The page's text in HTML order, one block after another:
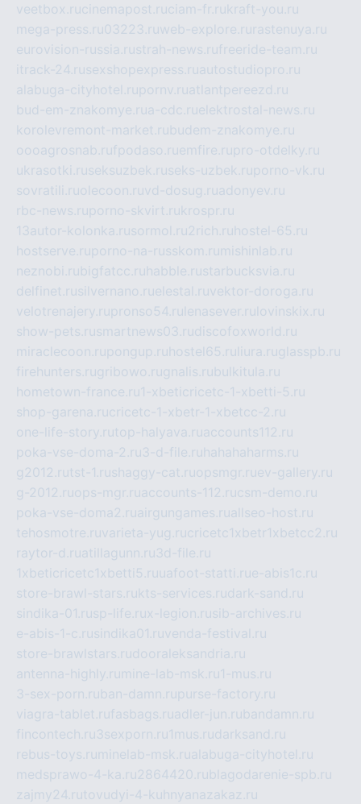
veetbox.rucinemapost.ruciam-fr.rukraft-you.ru
mega-press.ru03223.ruweb-explore.ru rastenuya.ru
eurovision-russia.rustrah-news.rufreeride-team.ru
itrack-24.rusexshopexpress.ruautostudiopro.ru
alabuga-cityhotel.rupornv.ruatlantpereezd.ru
bud-em-znakomye.rua-cdc.ruelektrostal-news.ru
korolevremont-market.rubudem-znakomye.ru
oooagrosnab.rufpodaso.ruemfire.rupro-otdelky.ru
ukrasotki.ruseksuzbek.ruseks-uzbek.ruporno-vk.ru
sovratili.ruolecoon.ruvd-dosug.ruadonyev.ru
rbc-news.ruporno-skvirt.rukrospr.ru
13autor-kolonka.rusormol.ru2rich.ru hostel-65.ru
hostserve.ruporno-na-russkom.ru mishinlab.ru
neznobi.rubigfatcc.ru habble.rustarbucksvia.ru
delfinet.rusilvernano.ruelestal.ruvektor-doroga.ru
velotrenajery.rupronso54.ru lenasever.ru lovinskix.ru
show-pets.rusmartnews03.rudiscofoxworld.ru
miraclecoon.rupongup.ru hostel65.ru liura.ruglasspb.ru
firehunters.rugribowo.rugnalis.rubulkitula.ru
hometown-france.ru1-xbeticricetc-1-xbetti-5.ru
shop-garena.rucricetc-1-xbetr-1-xbetcc-2.ru
one-life-story.rutop-halyava.ruaccounts112.ru
poka-vse-doma-2.ru3-d-file.ru hahahaharms.ru
g2012.rutst-1.rushaggy-cat.ruopsmgr.ruev-gallery.ru
g-2012.ruops-mgr.ruaccounts-112.rucsm-demo.ru
poka-vse-doma2.ruairgungames.ruallseo-host.ru
tehosmotre.ruvarieta-yug.rucricetc1xbetr1xbetcc2.ru
raytor-d.ruatillagunn.ru3d-file.ru
1xbeticricetc1xbetti5.ruuafoot-statti.rue-abis1c.ru
store-brawl-stars.rukts-services.rudark-sand.ru
sindika-01.rusp-life.rux-legion.rusib-archives.ru
e-abis-1-c.rusindika01.ruvenda-festival.ru
store-brawlstars.rudooraleksandria.ru
antenna-highly.ru mine-lab-msk.ru1-mus.ru
3-sex-porn.ruban-damn.rupurse-factory.ru
viagra-tablet.rufasbags.ruadler-jun.rubandamn.ru
fincontech.ru3sexporn.ru1mus.rudarksand.ru
rebus-toys.ru minelab-msk.rualabuga-cityhotel.ru
medsprawo-4-ka.ru2864420.rublagodarenie-spb.ru
zajmy24.rutovudyi-4-kuhnyanazakaz.ru